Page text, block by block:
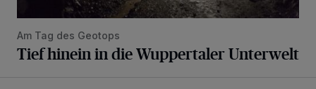
Am Tag des Geotops
Tief hinein in die Wuppertaler Unterwelt